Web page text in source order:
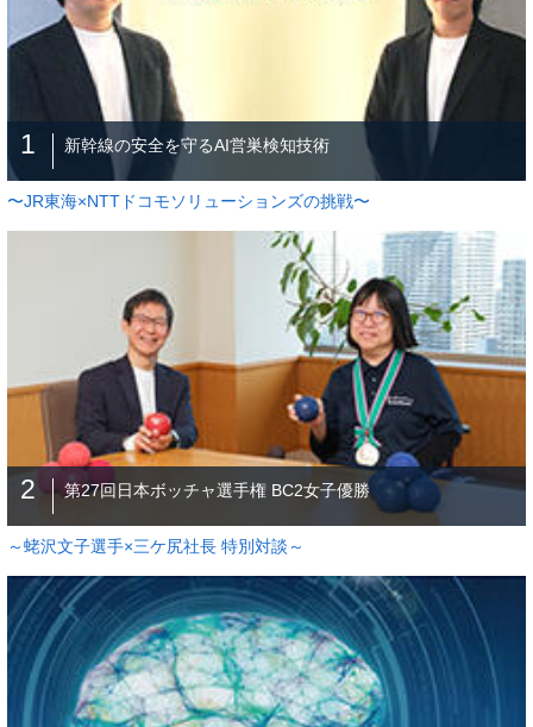
1 新幹線の安全を守るAI営巣検知技術
〜JR東海×NTTドコモソリューションズの挑戦〜
2 第27回日本ボッチャ選手権 BC2女子優勝
～蛯沢文子選手×三ケ尻社長 特別対談～